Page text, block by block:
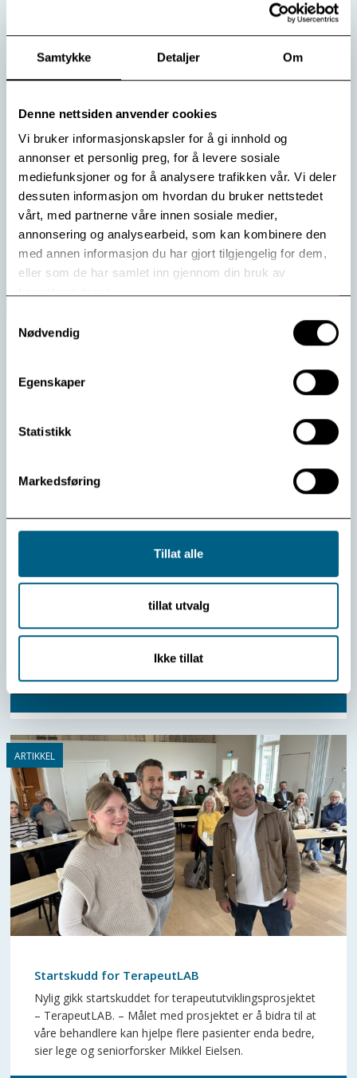
Samtykke Detaljer Om
Denne nettsiden anvender cookies
Vi bruker informasjonskapsler for å gi innhold og
annonser et personlig preg, for å levere sosiale
mediefunksjoner og for å analysere trafikken vår. Vi deler
dessuten informasjon om hvordan du bruker nettstedet
vårt, med partnerne våre innen sosiale medier,
annonsering og analysearbeid, som kan kombinere den
med annen informasjon du har gjort tilgjengelig for dem,
eller som de har samlet inn gjennom din bruk av
Nødvendig
Egenskaper
Statistikk
Markedsføring
Tillat alle
tillat utvalg
Ikke tillat
Hva skjer i vårt indre liv når trygghet, omsorg og
tilstedeværelse har vært brutt eller fraværende i
barndommen? Dette er et av spørsmålene psykiater
Peter McGovern forsøker å gi svar på i en nylig
publisert artikkel i The British Journal of Psychotherapy.
Les mer
Kunstig intelligens kan gjøre psykoterapi mer
motvirke sosial ulikhet i psykisk helsevern. Det mener
professor Jaime Delgadillo fra King’s College London,
Forskningsinstituttets 40-års jubileum.
Les mer
Startskudd for TerapeutLAB
Nylig gikk startskuddet for terapeututviklingsprosjektet
– TerapeutLAB. – Målet med prosjektet er å bidra til at
våre behandlere kan hjelpe flere pasienter enda bedre,
sier lege og seniorforsker Mikkel Eielsen.